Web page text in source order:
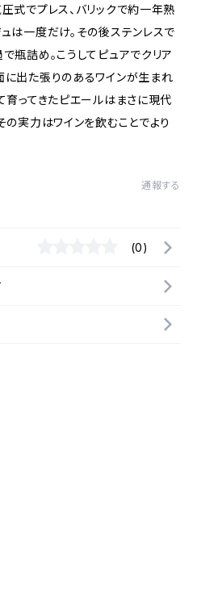
式でプレス、バリックで約一年熟
は一度だけ。その後ステンレスで
瓶詰め。こうしてピュアでクリア
に出た張りのあるワインが生まれ
育ってきたピエールはまさに現代
の実力はワインを飲むことでより
通報する
(0)